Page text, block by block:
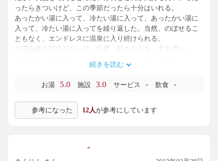
ったらきついけど、この季節だったら十分はいれる。
あったかい湯に入って、冷たい湯に入って、あったかい湯に
入って、冷たい湯に入ってを繰り返した。当然、のぼせるこ
ともなく、エンドレスに温泉に入り続けられる。
お湯自体も鉄分があって、結構、効きそうな、来る感じ。
お風呂から出た後は、体がすっきりして、肩こり解消にもな
続きを読む
お湯 5.0 施設 3.0 サービス - 飲食 -
参考になった 12人が参考にしています
-